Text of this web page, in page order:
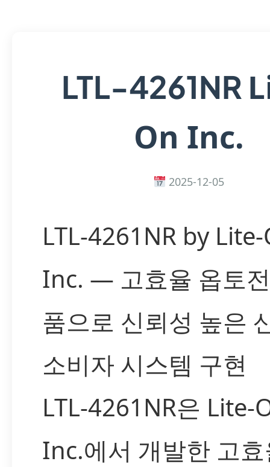
LTL-4261NR
On Inc.
2025-12-05
LTL-4261NR by
Inc. — 고효율 옵토
품으로 신뢰성 높은
소비자 시스템 구현
LTL-4261NR은 Lite-
Inc.에서 개발한 고